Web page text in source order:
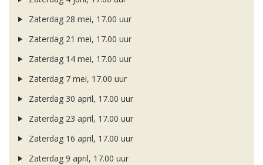
Zaterdag 28 mei, 17.00 uur
Zaterdag 21 mei, 17.00 uur
Zaterdag 14 mei, 17.00 uur
Zaterdag 7 mei, 17.00 uur
Zaterdag 30 april, 17.00 uur
Zaterdag 23 april, 17.00 uur
Zaterdag 16 april, 17.00 uur
Zaterdag 9 april, 17.00 uur